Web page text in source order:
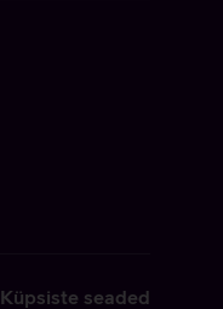
Küpsiste seaded